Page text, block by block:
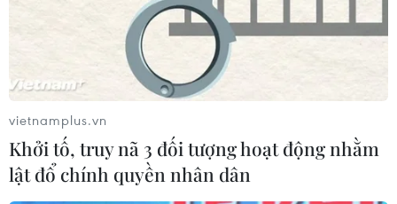
Đội tuyển Việt Nam đặt mục
tiêu 3 điểm, cảnh báo Indonesia
trước giờ G
03/08/2026 07:39
ASEAN Cup 2026: Indonesia tổn thất
vietnamplus.vn
Khởi tố, truy nã 3 đối tượng hoạt động nhằm
lật đổ chính quyền nhân dân